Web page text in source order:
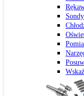
Sondy